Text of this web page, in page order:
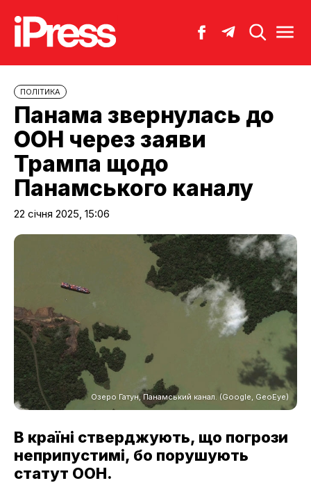
ПОЛІТИКА
Панама звернулась до
ООН через заяви
Трампа щодо
Панамського каналу
22 січня 2025, 15:06
Озеро Гатун, Панамський канал. (Google, GeoEye)
В країні стверджують, що погрози
неприпустимі, бо порушують
статут ООН.